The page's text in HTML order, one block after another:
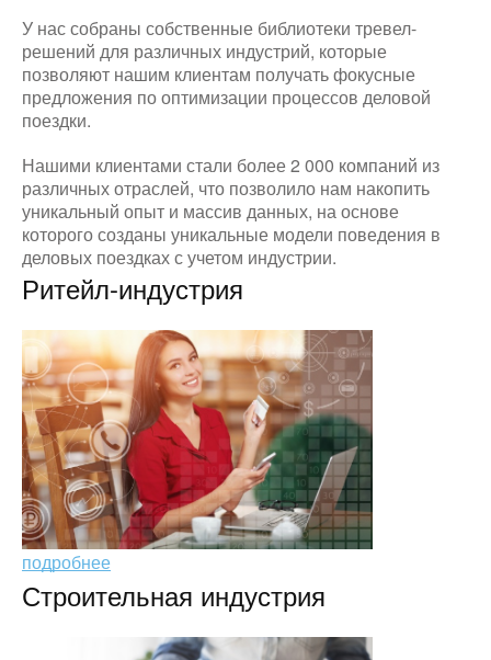
У нас собраны собственные библиотеки тревел-
решений для различных индустрий, которые
позволяют нашим клиентам получать фокусные
предложения по оптимизации процессов деловой
поездки.
Нашими клиентами стали более 2 000 компаний из
различных отраслей, что позволило нам накопить
уникальный опыт и массив данных, на основе
которого созданы уникальные модели поведения в
деловых поездках с учетом индустрии.
Ритейл-индустрия
подробнее
Строительная индустрия